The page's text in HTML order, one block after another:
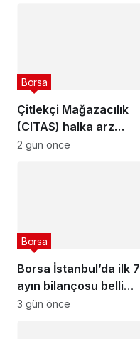
Çitlekçi Mağazacılık
(CITAS) halka arz
tarihleri açıklandı
Borsa
2 gün önce
Borsa İstanbul’da ilk 7
ayın bilançosu belli
oldu
Borsa
3 gün önce